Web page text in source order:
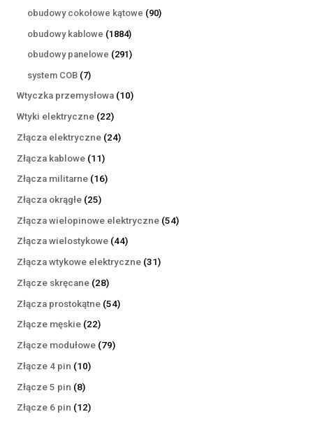
produkty
obudowy cokołowe kątowe 9090
obudowy kablowe 18841884
produkty
obudowy panelowe 291291
system COB 77
produktów
Wtyczka przemysłowa 1010
Wtyki elektryczne 2222
produkty
Złącza elektryczne 2424
Złącza kablowe 1111
produktów
Złącza militarne 1616
Złącza okrągłe 2525
produktów
Złącza wielopinowe elektryczne 5454
Złącza wielostykowe 4444
produkty
Złącza wtykowe elektryczne 3131
Złącze skręcane 2828
produktów
Złącza prostokątne 5454
Złącze męskie 2222
produkty
Złącze modułowe 7979
Złącze 4 pin 1010
Złącze 5 pin 88
produktów
Złącze 6 pin 1212